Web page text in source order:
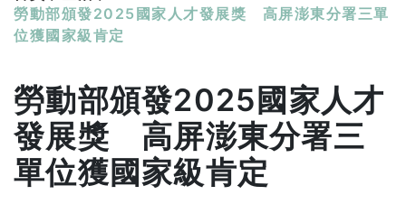
勞動部頒發2025國家人才發展獎 高屏澎東分署三單
位獲國家級肯定
勞動部頒發2025國家人才
發展獎 高屏澎東分署三
單位獲國家級肯定